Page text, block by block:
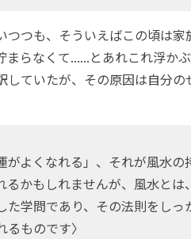
つも、そういえばこの頃は
まらなくて......とあれこれ浮か
していたが、その原因は自分
がよくなれる」、それが風水
るかもしれませんが、風水と
た学問であり、その法則をし
ものです〉